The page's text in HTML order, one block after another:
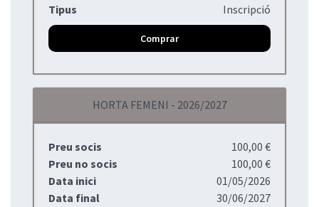
Tipus
Inscripció
Comprar
HORTA FEMENI - 2026/2027
Preu socis
100,00 €
Preu no socis
100,00 €
Data inici
01/05/2026
Data final
30/06/2027